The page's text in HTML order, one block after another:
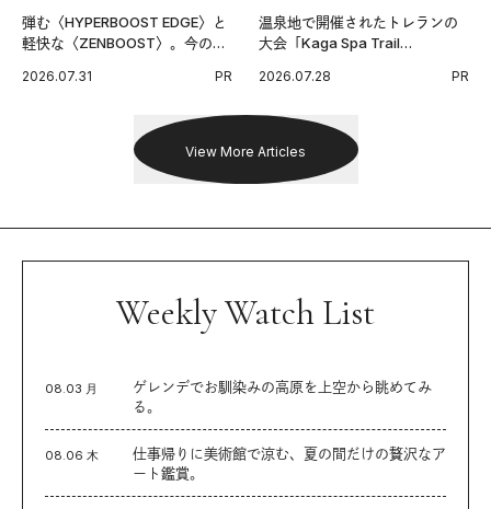
弾む〈HYPERBOOST EDGE〉と
軽快な〈ZENBOOST〉。今の時
出した新機軸。
2026.07.31 PR
温泉地で開催されたトレランの
大会「Kaga Spa Trail
戦を夢見るランナーたちの奮闘
2026.07.28 PR
View More Articles
Weekly Watch List
08.03 月
ゲレンデでお馴染みの高原を上空から眺めてみ
る。
08.06 木
仕事帰りに美術館で涼む、夏の間だけの贅沢なア
ート鑑賞。